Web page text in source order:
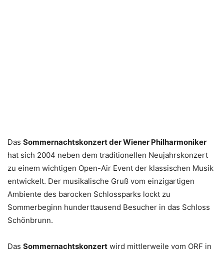
Das Sommernachtskonzert der Wiener Philharmoniker
hat sich 2004 neben dem traditionellen Neujahrskonzert
zu einem wichtigen Open-Air Event der klassischen Musik
entwickelt. Der musikalische Gruß vom einzigartigen
Ambiente des barocken Schlossparks lockt zu
Sommerbeginn hunderttausend Besucher in das Schloss
Schönbrunn.
Das Sommernachtskonzert wird mittlerweile vom ORF in